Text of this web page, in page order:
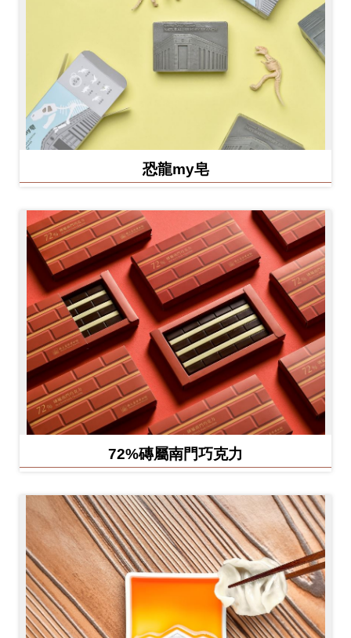
恐龍my皂
72%磚屬南門巧克力